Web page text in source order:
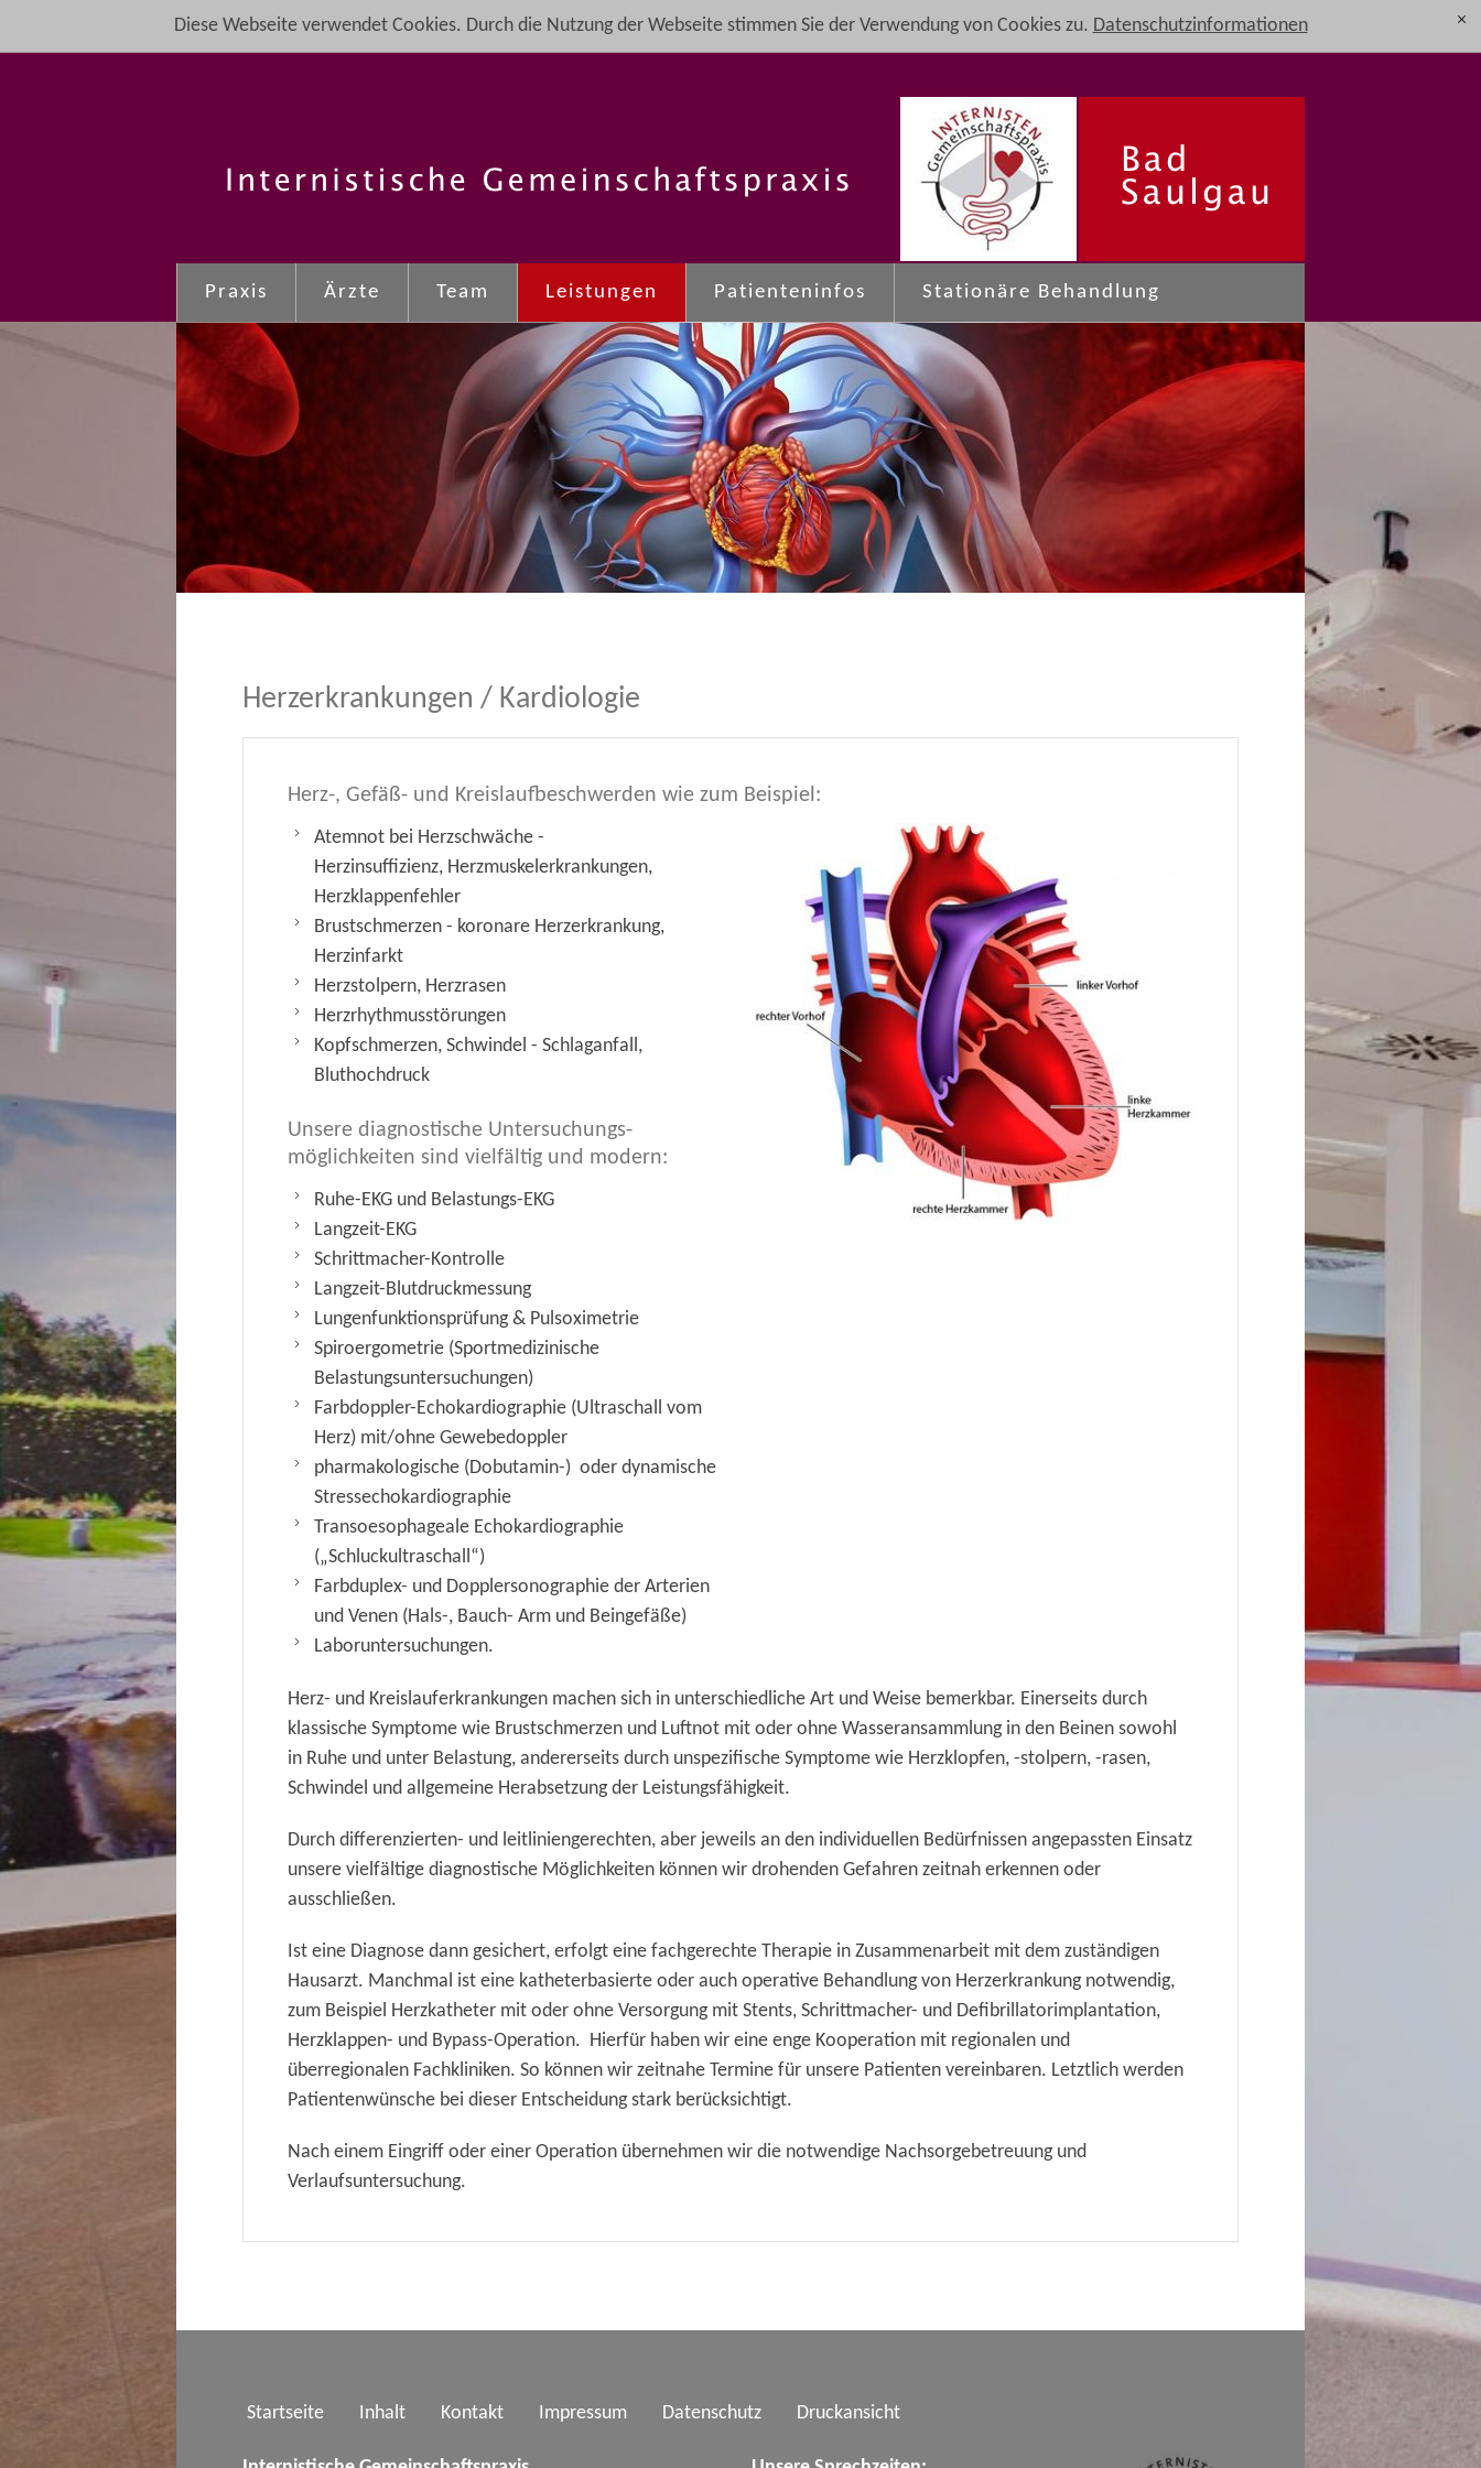
Diese Webseite verwendet Cookies. Durch die Nutzung der Webseite stimmen Sie der Verwendung von Cookies zu. Datenschutzinformationen [x]
Praxis Ärzte Team Leistungen Patienteninfos Stationäre Behandlung
Herzerkrankungen / Kardiologie
Herz-, Gefäß- und Kreislaufbeschwerden wie zum Beispiel:
Atemnot bei Herzschwäche -
Herzinsuffizienz, Herzmuskelerkrankungen,
Herzklappenfehler
Brustschmerzen - koronare Herzerkrankung,
Herzinfarkt
Herzstolpern, Herzrasen
Herzrhythmusstörungen
Kopfschmerzen, Schwindel - Schlaganfall,
Bluthochdruck
Unsere diagnostische Untersuchungs-
möglichkeiten sind vielfältig und modern:
Ruhe-EKG und Belastungs-EKG
Langzeit-EKG
Schrittmacher-Kontrolle
Langzeit-Blutdruckmessung
Lungenfunktionsprüfung & Pulsoximetrie
Spiroergometrie (Sportmedizinische
Belastungsuntersuchungen)
Farbdoppler-Echokardiographie (Ultraschall vom
Herz) mit/ohne Gewebedoppler
pharmakologische (Dobutamin-) oder dynamische
Stressechokardiographie
Transoesophageale Echokardiographie
(„Schluckultraschall“)
Farbduplex- und Dopplersonographie der Arterien
und Venen (Hals-, Bauch- Arm und Beingefäße)
Laboruntersuchungen.
Herz- und Kreislauferkrankungen machen sich in unterschiedliche Art und Weise bemerkbar. Einerseits durch
klassische Symptome wie Brustschmerzen und Luftnot mit oder ohne Wasseransammlung in den Beinen sowohl
in Ruhe und unter Belastung, andererseits durch unspezifische Symptome wie Herzklopfen, -stolpern, -rasen,
Schwindel und allgemeine Herabsetzung der Leistungsfähigkeit.
Durch differenzierten- und leitliniengerechten, aber jeweils an den individuellen Bedürfnissen angepassten Einsatz
unsere vielfältige diagnostische Möglichkeiten können wir drohenden Gefahren zeitnah erkennen oder
ausschließen.
Ist eine Diagnose dann gesichert, erfolgt eine fachgerechte Therapie in Zusammenarbeit mit dem zuständigen
Hausarzt. Manchmal ist eine katheterbasierte oder auch operative Behandlung von Herzerkrankung notwendig,
zum Beispiel Herzkatheter mit oder ohne Versorgung mit Stents, Schrittmacher- und Defibrillatorimplantation,
Herzklappen- und Bypass-Operation. Hierfür haben wir eine enge Kooperation mit regionalen und
überregionalen Fachkliniken. So können wir zeitnahe Termine für unsere Patienten vereinbaren. Letztlich werden
Patientenwünsche bei dieser Entscheidung stark berücksichtigt.
Nach einem Eingriff oder einer Operation übernehmen wir die notwendige Nachsorgebetreuung und
Verlaufsuntersuchung.
Startseite Inhalt Kontakt Impressum Datenschutz Druckansicht